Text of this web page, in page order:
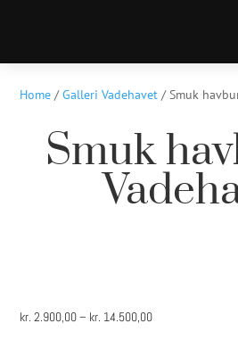
Home /Galleri Vadehavet / Smuk
Smuk
kr. 2.900,00– kr. 14.500,00Prisinterval: